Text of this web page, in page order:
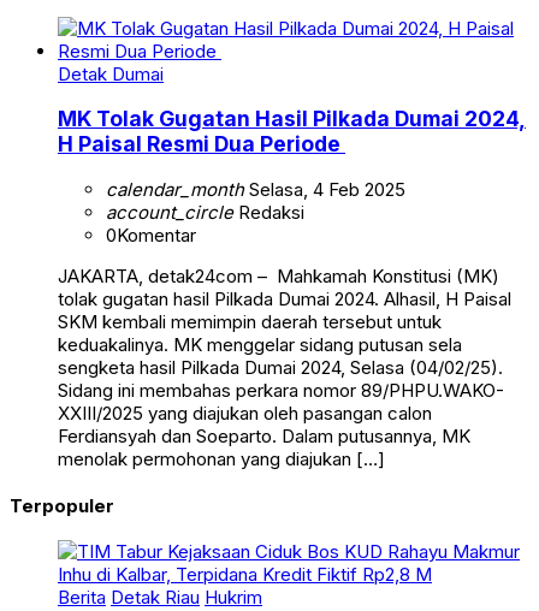
Detak Dumai
MK Tolak Gugatan Hasil Pilkada Dumai 2024,
H Paisal Resmi Dua Periode
calendar_monthSelasa, 4 Feb 2025
account_circleRedaksi
0Komentar
JAKARTA, detak24com – Mahkamah Konstitusi (MK)
tolak gugatan hasil Pilkada Dumai 2024. Alhasil, H Paisal
SKM kembali memimpin daerah tersebut untuk
keduakalinya. MK menggelar sidang putusan sela
sengketa hasil Pilkada Dumai 2024, Selasa (04/02/25).
Sidang ini membahas perkara nomor 89/PHPU.WAKO-
XXIII/2025 yang diajukan oleh pasangan calon
Ferdiansyah dan Soeparto. Dalam putusannya, MK
menolak permohonan yang diajukan […]
Terpopuler
Berita Detak Riau Hukrim